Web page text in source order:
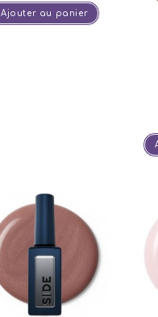
Ajouter au panier